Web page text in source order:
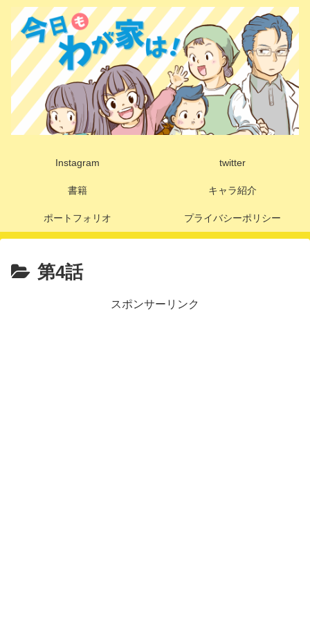
Instagram twitter
書籍 キャラ紹介
ポートフォリオ プライバシーポリシー
第4話
スポンサーリンク